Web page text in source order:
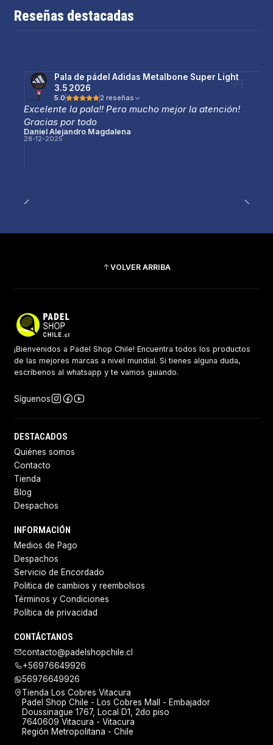
Reseñas destacadas
Pala de pádel Adidas Metalbone Super Light
3.5 2026
5.0 2 reseñas
Excelente la pala!! Pero mucho mejor la atención!
Gracias por todo
Daniel Alejandro Magdalena
28-12-2025
VOLVER ARRIBA
¡Bienvenidos a Padel Shop Chile! Encuentra todos los productos
de las mejores marcas a nivel mundial. Si tienes alguna duda,
escríbenos al whatsapp y te vamos guiando.
Síguenos
DESTACADOS
Quiénes somos
Contacto
Tienda
Blog
Despachos
INFORMACIÓN
Medios de Pago
Despachos
Servicio de Encordado
Politica de cambios y reembolsos
Términos y Condiciones
Política de privacidad
CONTÁCTANOS
contacto@padelshopchile.cl
+56976649926
56976649926
Tienda Los Cobres Vitacura
Padel Shop Chile - Los Cobres Mall - Embajador
Doussinague 1767, Local D1, 2do piso
7640609 Vitacura - Vitacura
Región Metropolitana - Chile